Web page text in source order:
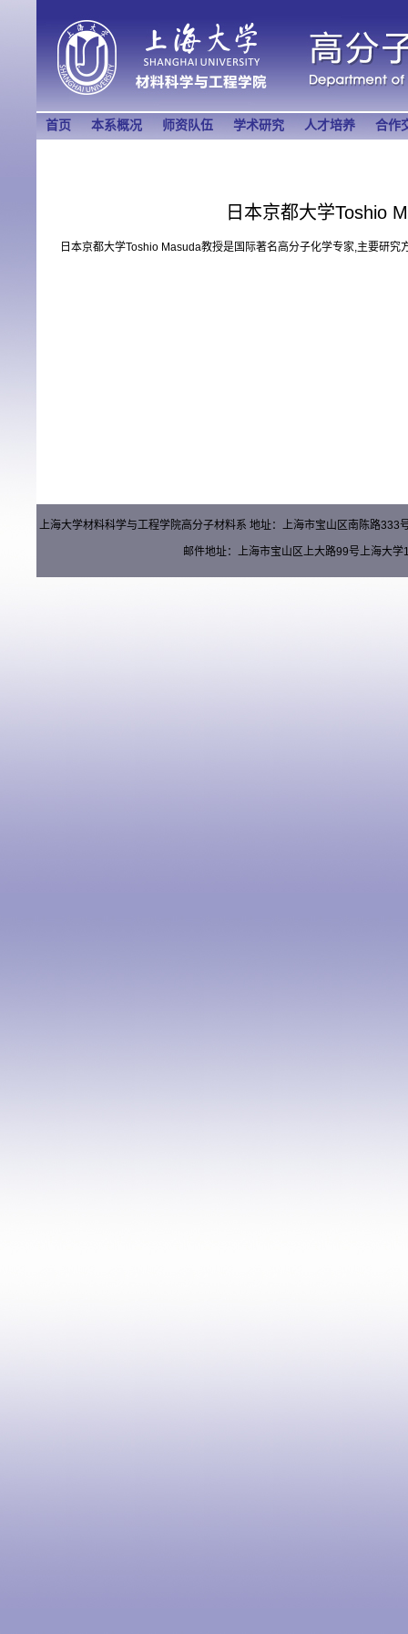
首页 本系概况 师资队伍 学术研究 人才培养 合作
日本京都大学Toshio
日本京都大学Toshio Masuda教授是国际著名高分子化学专家,主要研
上海大学材料科学与工程学院高分子材料系 地址：上海市宝山区南陈路
邮件地址：上海市宝山区上大路99号上海大